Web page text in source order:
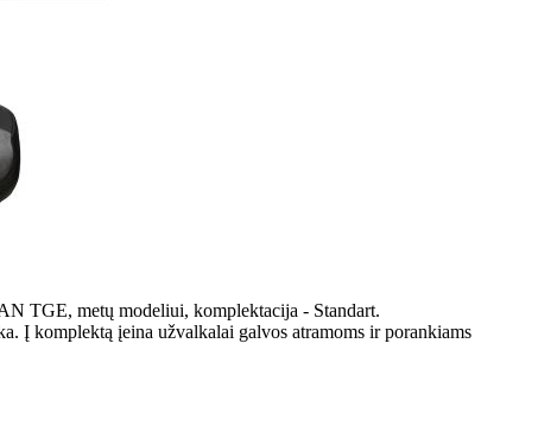
TGE, metų modeliui, komplektacija - Standart.
Į komplektą įeina užvalkalai galvos atramoms ir porankiams